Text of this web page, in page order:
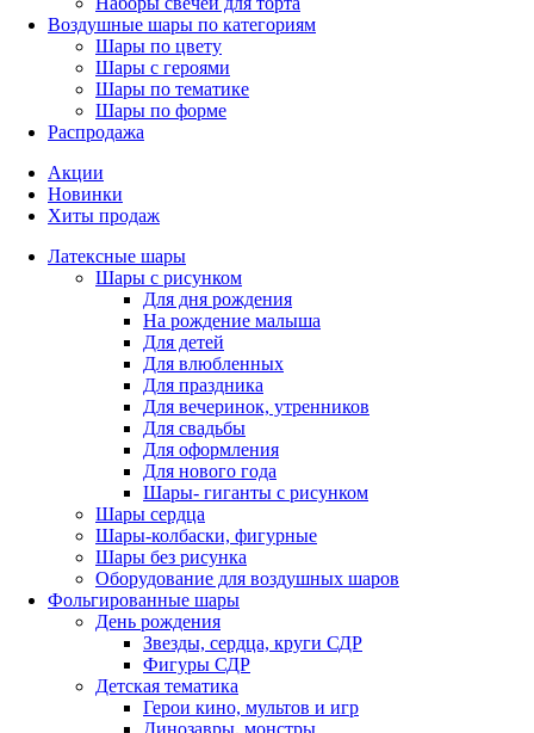
Воздушные шары по категориям
Шары по цвету
Шары с героями
Шары по тематике
Шары по форме
Распродажа
Акции
Новинки
Хиты продаж
Латексные шары
Шары с рисунком
Для дня рождения
На рождение малыша
Для детей
Для влюбленных
Для праздника
Для вечеринок, утренников
Для свадьбы
Для оформления
Для нового года
Шары- гиганты с рисунком
Шары сердца
Шары-колбаски, фигурные
Шары без рисунка
Оборудование для воздушных шаров
Фольгированные шары
День рождения
Звезды, сердца, круги СДР
Фигуры СДР
Детская тематика
Герои кино, мультов и игр
Динозавры, монстры